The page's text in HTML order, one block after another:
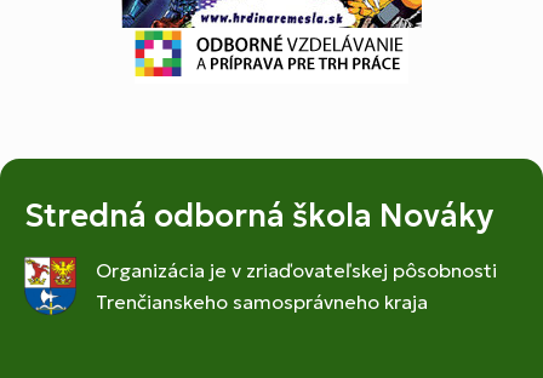
Stredná odborná škola Nováky
Organizácia je v zriaďovateľskej pôsobnosti
Trenčianskeho samosprávneho kraja